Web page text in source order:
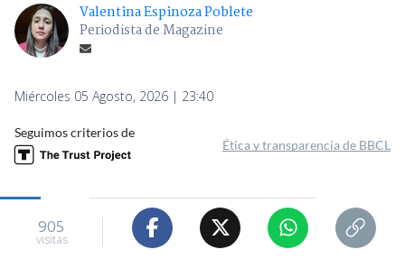
Valentina Espinoza Poblete
Periodista de Magazine
Miércoles 05 Agosto, 2026 | 23:40
Seguimos criterios de
Ética y transparencia de BBCL
905
visitas